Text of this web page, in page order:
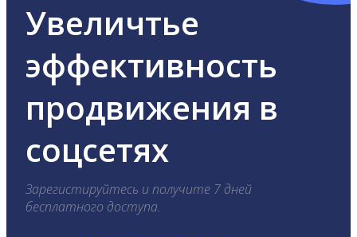
Увеличтье
эффективность
продвижения в
соцсетях
Зарегистируйтесь и получите 7 дней
бесплатного доступа.